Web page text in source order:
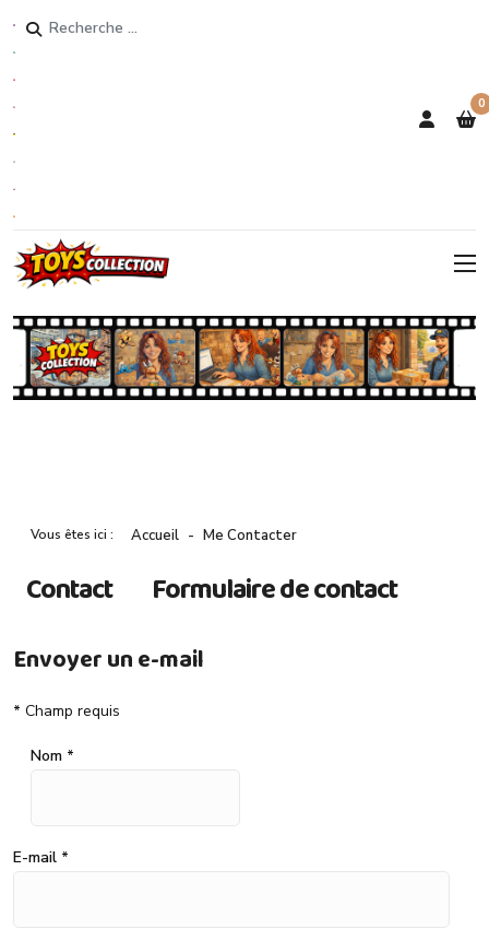
Rechercher
0
Vous êtes ici : Accueil Me Contacter
Contact Formulaire de contact
Envoyer un e-mail
* Champ requis
Nom *
E-mail *